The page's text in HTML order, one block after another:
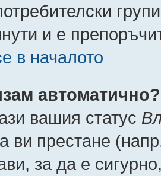
и е
в началото
автоматично?
вашия статус
ви престане
за да е